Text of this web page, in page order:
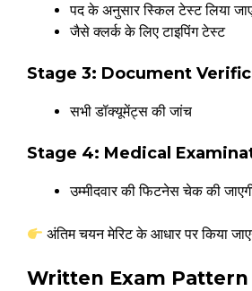
पद के अनुसार स्किल टेस्ट लिया
जैसे क्लर्क के लिए टाइपिंग टेस्ट
Stage 3: Document
सभी डॉक्यूमेंट्स की जांच
Stage 4: Medical
उम्मीदवार की फिटनेस चेक की
अंतिम चयन मेरिट के आधार पर किया
Written Exam Pattern